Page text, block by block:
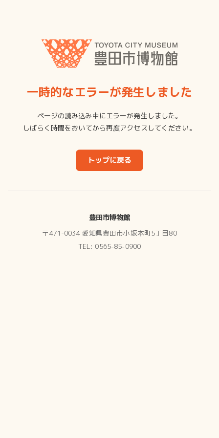
一時的なエラーが発生しました
ページの読み込み中にエラーが発生しました。
しばらく時間をおいてから再度アクセスしてください。
トップに戻る
豊田市博物館
〒471-0034 愛知県豊田市小坂本町5丁目80
TEL: 0565-85-0900